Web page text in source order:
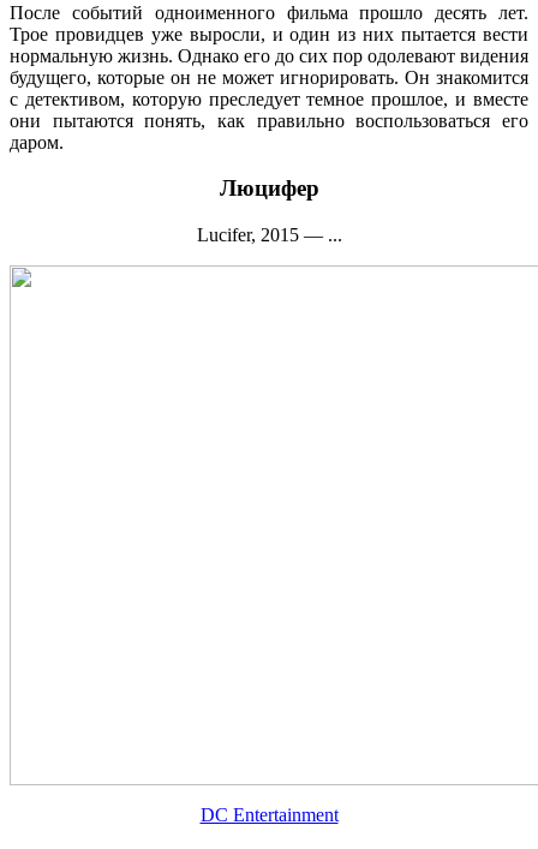
После событий одноименного фильма прошло десять лет.
Трое провидцев уже выросли, и один из них пытается вести
нормальную жизнь. Однако его до сих пор одолевают видения
будущего, которые он не может игнорировать. Он знакомится
с детективом, которую преследует темное прошлое, и вместе
они пытаются понять, как правильно воспользоваться его
даром.
Люцифер
Lucifer, 2015 — ...
DC Entertainment